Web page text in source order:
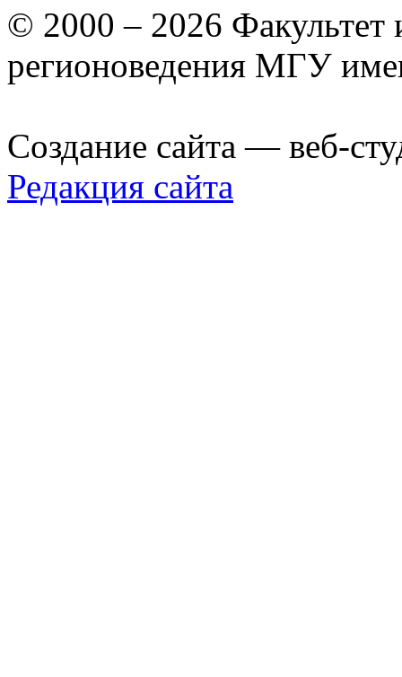
© 2000 – 2026 Факультет
регионоведения МГУ
Создание сайта — веб-
Редакция сайта